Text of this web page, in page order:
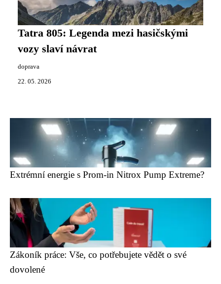
Tatra 805: Legenda mezi hasičskými
vozy slaví návrat
doprava
22. 05. 2026
Extrémní energie s Prom-in Nitrox Pump Extreme?
Zákoník práce: Vše, co potřebujete vědět o své
dovolené